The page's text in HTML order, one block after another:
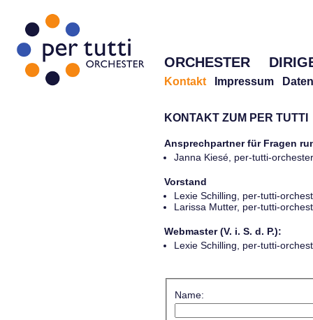
ORCHESTER
Kontakt Impressum
KONTAKT ZUM PER TUTTI
Ansprechpartner für Fragen
Janna Kiesé, per-tutti-
Vorstand
Lexie Schilling, per-tutti-
Larissa Mutter, per-tutti-
Webmaster (V. i. S. d. P.):
Lexie Schilling, per-tutti-
Name: